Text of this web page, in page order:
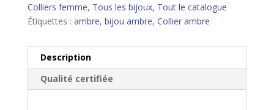
Colliers femme, Tous les bijoux, Tout le catalogue
Étiquettes : ambre, bijou ambre, Collier ambre
Description
Qualité certifiée